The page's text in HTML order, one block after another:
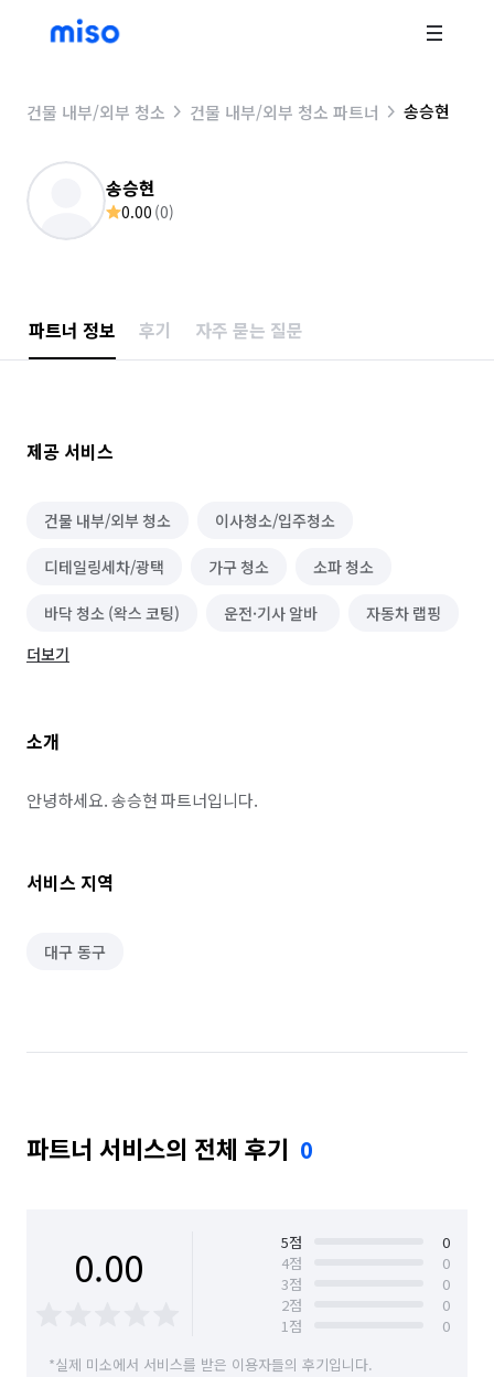
건물 내부/외부 청소 건물 내부/외부 청소 파트너 송승현
송승현
0.00 (0)
파트너 정보 후기 자주 묻는 질문
제공 서비스
건물 내부/외부 청소 이사청소/입주청소
디테일링세차/광택 가구 청소 소파 청소
바닥 청소 (왁스 코팅) 운전·기사 알바 자동차 랩핑
자동차 튜닝
더보기
소개
안녕하세요. 송승현 파트너입니다.
서비스 지역
대구 동구
파트너 서비스의 전체 후기 0
0.00 5점
0
4점
0
3점
0
2점
0
1점
0
*실제 미소에서 서비스를 받은 이용자들의 후기입니다.